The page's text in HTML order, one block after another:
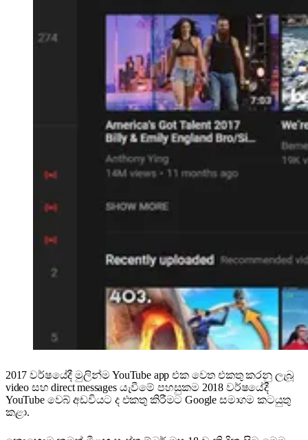
2017 වර්ෂයේදී මුලින්ම YouTube app එක වෙත එකතු කරනු ලැබූ
video සහ direct messages යැවීමේ පහසුකම 2018 වර්ෂයේදී
‍YouTube වෙබ් අඩවියට ද එකතු කිරීමට Google සමාගම කටයුතු
කළා.